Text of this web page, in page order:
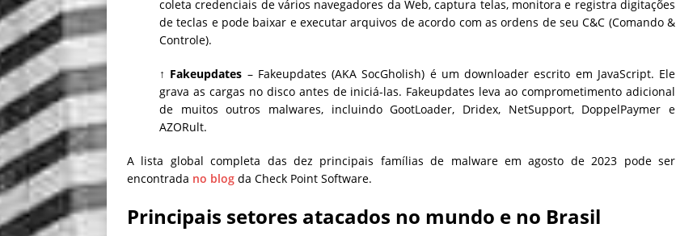
coleta credenciais de vários navegadores da Web, captura telas, monitora e registra digitações
de teclas e pode baixar e executar arquivos de acordo com as ordens de seu C&C (Comando &
Controle).
↑ Fakeupdates – Fakeupdates (AKA SocGholish) é um downloader escrito em JavaScript. Ele
grava as cargas no disco antes de iniciá-las. Fakeupdates leva ao comprometimento adicional
de muitos outros malwares, incluindo GootLoader, Dridex, NetSupport, DoppelPaymer e
AZORult.
A lista global completa das dez principais famílias de malware em agosto de 2023 pode ser
encontrada no blog da Check Point Software.
Principais setores atacados no mundo e no Brasil